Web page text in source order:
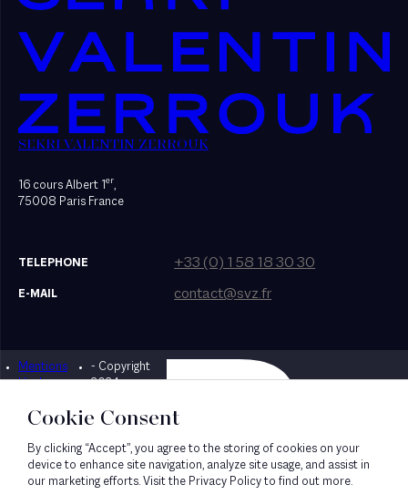
SEKRI VALENTIN ZERROUK
16 cours Albert 1er,
75008 Paris France
TELEPHONE +33 (0) 1 58 18 30 30
E-MAIL contact@svz.fr
Mentions
légales
- Copyright
2024
Designed by Bonhomme
Cookie Consent
By clicking “Accept”, you agree to the storing of cookies on your
device to enhance site navigation, analyze site usage, and assist in
our marketing efforts. Visit the Privacy Policy to find out more.